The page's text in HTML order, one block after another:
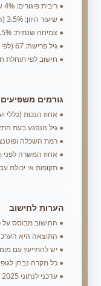
ריבית פיגורים: 4% שנתי (2025)
שיעור היוון: 3.5% (המלצת בתי המשפט)
צמיחה שנתית: 2.5% (ממוצע כלכלי)
גיל פרישה: 67 (לפי החוק החדש)
חישוב לפי תוחלת
גורמים משפיעים
אחוז הנכות (כללי
גיל הנפגע בעת
רמת השכלה
אחוז המשרה לפני
תקופות אי יכולת
הערות לחישוב
החישוב מבוסס על
התוצאה היא
יש להתייעץ עם
כל מקרה נבחן
עדכני לנתוני 2025